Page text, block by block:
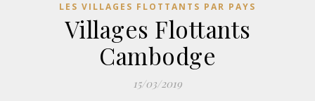
LES VILLAGES FLOTTANTS PAR PAYS
Villages Flottants
Cambodge
15/03/2019